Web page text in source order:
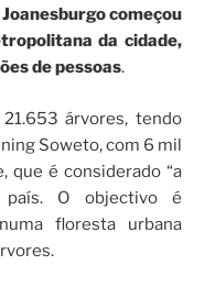
começou
da cidade,
de pessoas.
árvores, tendo
Soweto, com 6 mil
que é considerado “a
país. O objectivo é
floresta urbana